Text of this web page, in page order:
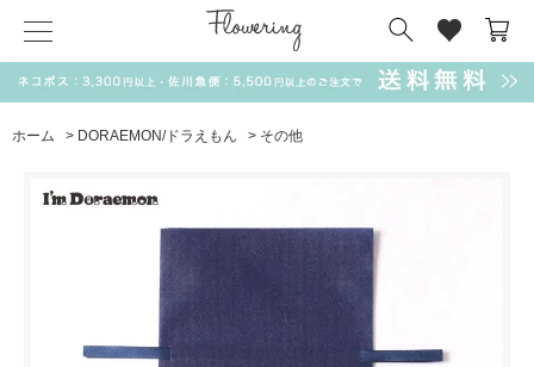
ホーム > DORAEMON/ドラえもん > その他
気化冷却スカーフ matsui サンリオ キーポーチ
MAGUFIT チャーム ドラえもん